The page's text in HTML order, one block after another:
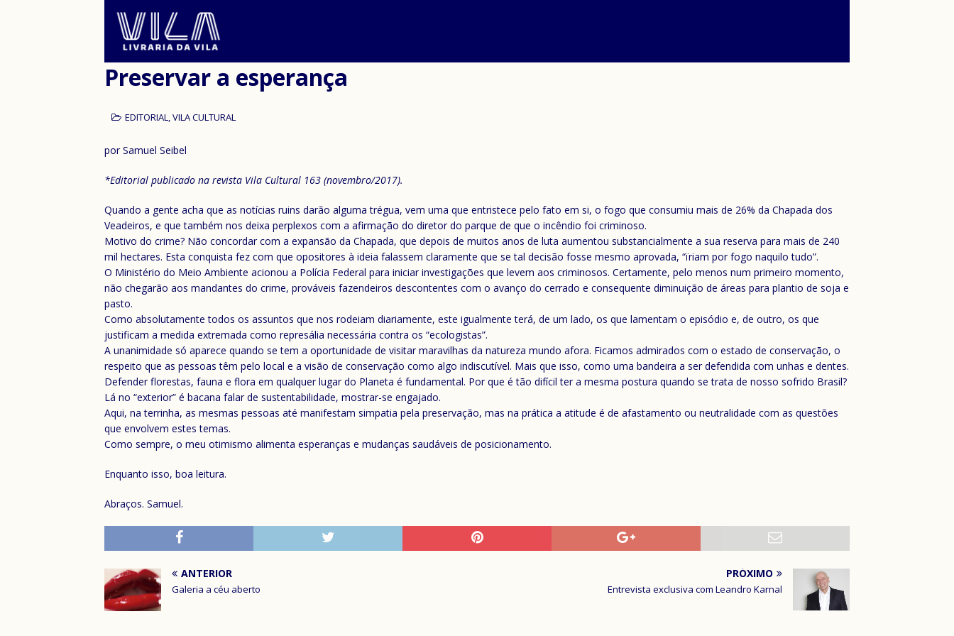
Preservar a esperança
EDITORIAL,VILA CULTURAL
por Samuel Seibel
*Editorial publicado na revista Vila Cultural 163 (novembro/2017).
Quando a gente acha que as notícias ruins darão alguma trégua, vem uma que entristece pelo fato em si, o fogo que consumiu mais de 26% da Chapada dos
Veadeiros, e que também nos deixa perplexos com a afirmação do diretor do parque de que o incêndio foi criminoso.
Motivo do crime? Não concordar com a expansão da Chapada, que depois de muitos anos de luta aumentou substancialmente a sua reserva para mais de 240
mil hectares. Esta conquista fez com que opositores à ideia falassem claramente que se tal decisão fosse mesmo aprovada, “ïriam por fogo naquilo tudo”.
O Ministério do Meio Ambiente acionou a Polícia Federal para iniciar investigações que levem aos criminosos. Certamente, pelo menos num primeiro momento,
não chegarão aos mandantes do crime, prováveis fazendeiros descontentes com o avanço do cerrado e consequente diminuição de áreas para plantio de soja e
pasto.
Como absolutamente todos os assuntos que nos rodeiam diariamente, este igualmente terá, de um lado, os que lamentam o episódio e, de outro, os que
justificam a medida extremada como represália necessária contra os “ecologistas”.
A unanimidade só aparece quando se tem a oportunidade de visitar maravilhas da natureza mundo afora. Ficamos admirados com o estado de conservação, o
respeito que as pessoas têm pelo local e a visão de conservação como algo indiscutível. Mais que isso, como uma bandeira a ser defendida com unhas e dentes.
Defender florestas, fauna e flora em qualquer lugar do Planeta é fundamental. Por que é tão difícil ter a mesma postura quando se trata de nosso sofrido Brasil?
Lá no “exterior” é bacana falar de sustentabilidade, mostrar-se engajado.
Aqui, na terrinha, as mesmas pessoas até manifestam simpatia pela preservação, mas na prática a atitude é de afastamento ou neutralidade com as questões
que envolvem estes temas.
Como sempre, o meu otimismo alimenta esperanças e mudanças saudáveis de posicionamento.
Enquanto isso, boa leitura.
Abraços. Samuel.
ANTERIOR
Galeria a céu aberto
PRÓXIMO
Entrevista exclusiva com Leandro Karnal